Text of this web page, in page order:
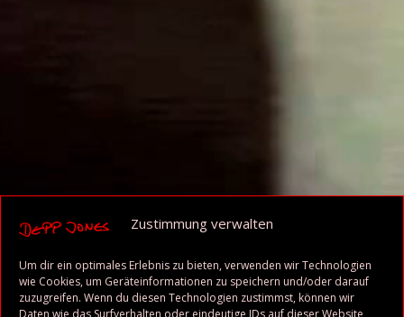
Zustimmung verwalten
Um dir ein optimales Erlebnis zu bieten, verwenden wir Technologien
wie Cookies, um Geräteinformationen zu speichern und/oder darauf
zuzugreifen. Wenn du diesen Technologien zustimmst, können wir
Daten wie das Surfverhalten oder eindeutige IDs auf dieser Website